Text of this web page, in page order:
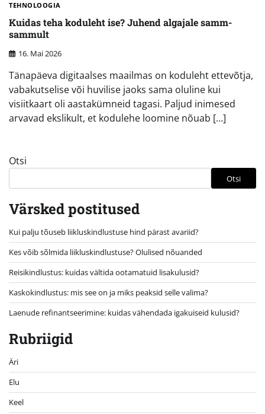
TEHNOLOOGIA
Kuidas teha koduleht ise? Juhend algajale samm-
sammult
16. Mai 2026
Tänapäeva digitaalses maailmas on koduleht ettevõtja,
vabakutselise või huvilise jaoks sama oluline kui
visiitkaart oli aastakümneid tagasi. Paljud inimesed
arvavad ekslikult, et kodulehe loomine nõuab […]
Otsi
Otsi
Värsked postitused
Kui palju tõuseb liikluskindlustuse hind pärast avariid?
Kes võib sõlmida liikluskindlustuse? Olulised nõuanded
Reisikindlustus: kuidas vältida ootamatuid lisakulusid?
Kaskokindlustus: mis see on ja miks peaksid selle valima?
Laenude refinantseerimine: kuidas vähendada igakuiseid kulusid?
Rubriigid
Äri
Elu
Keel